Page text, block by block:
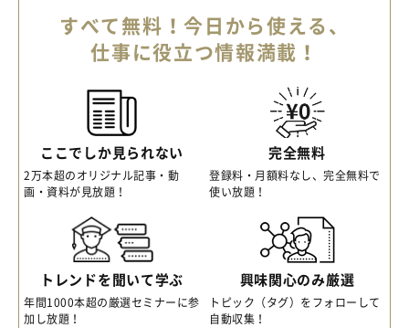
すべて無料！今日から使える、
仕事に役立つ情報満載！
ここでしか見られない
2万本超のオリジナル記事・動
画・資料が見放題！
完全無料
登録料・月額料なし、完全無料で
使い放題！
トレンドを聞いて学ぶ
年間1000本超の厳選セミナーに参
加し放題！
興味関心のみ厳選
トピック（タグ）をフォローして
自動収集！